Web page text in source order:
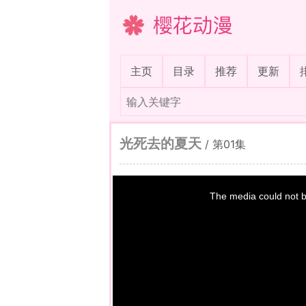
樱花动漫
主页(current)
目录 推荐 更新
光死去的夏天 / 第01集